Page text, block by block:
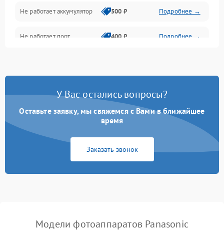
Программные сбои
Коммуникации и интерфейсы
Не работает аккумулятор 500 ₽ Подробнее →
Не работает порт 400 ₽ Подробнее →
У Вас остались вопросы?
Оставьте заявку, мы свяжемся с Вами в ближайшее
время
Заказать звонок
Модели фотоаппаратов Panasonic